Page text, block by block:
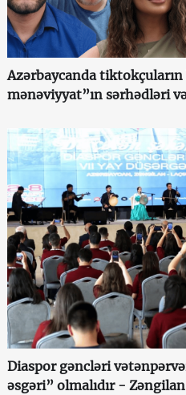
Azərbaycanda
mənəviyyat”ın sərhədləri
Diaspor gəncləri
əsgəri” olmalıdır -